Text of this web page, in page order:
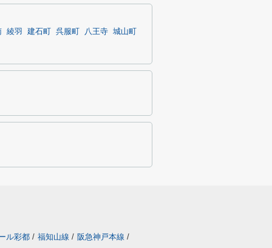
綾羽 建石町 呉服町 八王寺 城山町
ル彩都 / 福知山線 / 阪急神戸本線 /